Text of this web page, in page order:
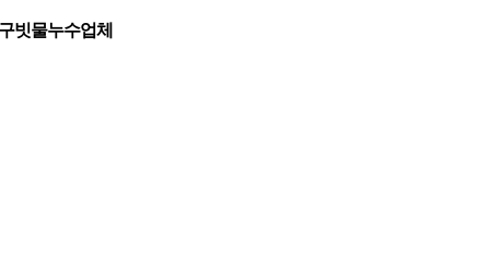
빗물누수업체